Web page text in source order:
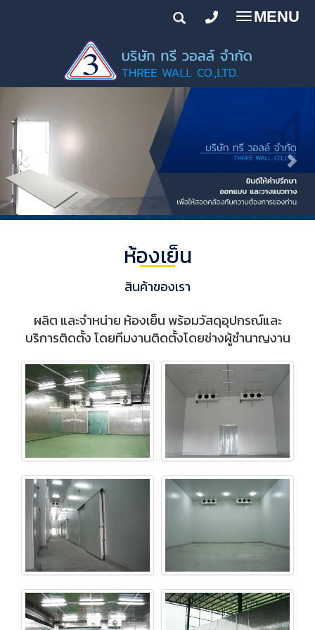
Toggle
MENU
ห้องเย็น
สินค้าของเรา
ผลิต และจำหน่าย ห้องเย็น พร้อมวัสดุอุปกรณ์และ
บริการติดตั้ง โดยทีมงานติดตั้งโดยช่างผู้ชำนาญงาน